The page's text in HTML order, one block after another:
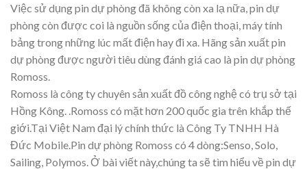
Việc sử dụng pin dự phòng đã không còn xa lạ nữa, pin dự
phòng còn được coi là nguồn sống của điện thoại, máy tính
bảng trong những lúc mất điện hay đi xa. Hãng sản xuất pin
dự phòng được người tiêu dùng đánh giá cao là pin dự phòng
Romoss.
Romoss là công ty chuyên sản xuất đồ công nghệ có trụ sở tại
Hồng Kông. .Romoss có mặt hơn 200 quốc gia trên khắp thế
giới.Tại Việt Nam đại lý chính thức là Công Ty TNHH Hà
Đức Mobile.Pin dự phòng Romoss có 4 dòng:Senso, Solo,
Sailing, Polymos. Ở bài viết này,chúng ta sẽ tìm hiểu về pin dự